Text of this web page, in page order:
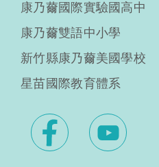
康乃薾國際實驗國高中
康乃薾雙語中小學
新竹縣康乃薾美國學校
星苗國際教育體系